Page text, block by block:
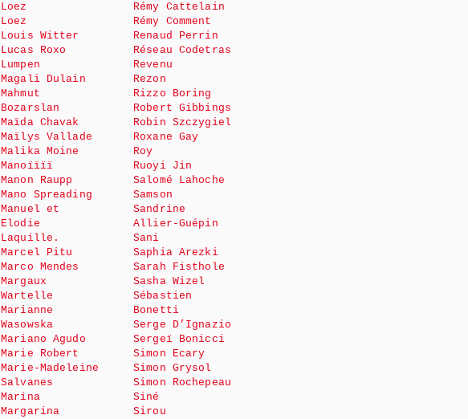
Loez
Loez
Louis Witter
Lucas Roxo
Lumpen
Magali Dulain
Mahmut
Bozarslan
Maïda Chavak
Maïlys Vallade
Malika Moine
Manoïïïï
Manon Raupp
Mano Spreading
Manuel et
Elodie
Laquille.
Marcel Pitu
Marco Mendes
Margaux
Wartelle
Marianne
Wasowska
Mariano Agudo
Marie Robert
Marie-Madeleine
Salvanes
Marina
Margarina
Rémy Cattelain
Rémy Comment
Renaud Perrin
Réseau Codetras
Revenu
Rezon
Rizzo Boring
Robert Gibbings
Robin Szczygiel
Roxane Gay
Roy
Ruoyi Jin
Salomé Lahoche
Samson
Sandrine
Allier-Guépin
Sani
Saphia Arezki
Sarah Fisthole
Sasha Wizel
Sébastien
Bonetti
Serge D’Ignazio
Sergeï Bonicci
Simon Ecary
Simon Grysol
Simon Rochepeau
Siné
Sirou